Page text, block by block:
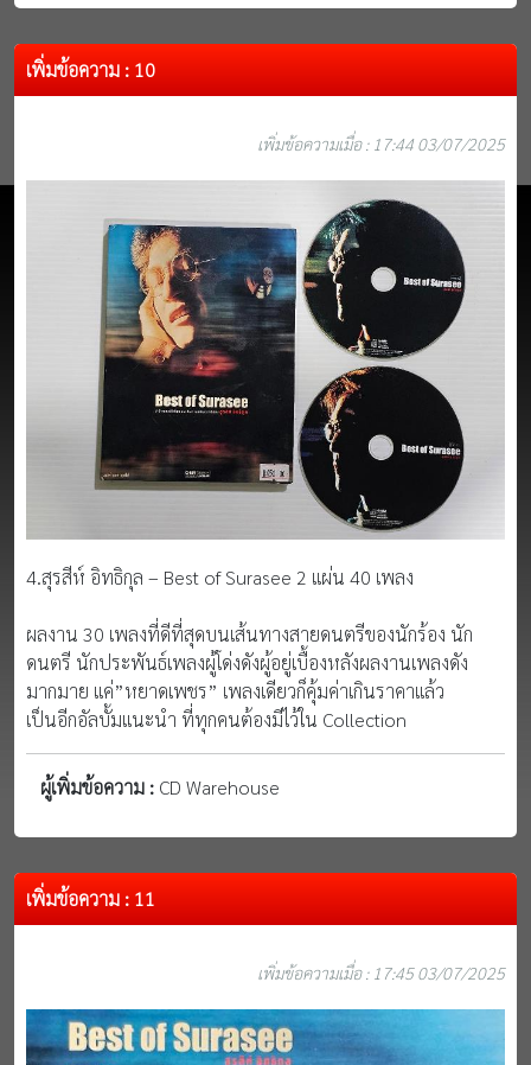
เพิ่มข้อความ : 10
เพิ่มข้อความเมื่อ : 17:44 03/07/2025
4.สุรสีห์ อิทธิกุล – Best of Surasee 2 แผ่น 40 เพลง
ผลงาน 30 เพลงที่ดีที่สุดบนเส้นทางสายดนตรีของนักร้อง นัก
ดนตรี นักประพันธ์เพลงผู้โด่งดังผู้อยู่เบื้องหลังผลงานเพลงดัง
มากมาย แค่”หยาดเพชร” เพลงเดียวก็คุ้มค่าเกินราคาแล้ว
เป็นอีกอัลบั้มแนะนำ ที่ทุกคนต้องมีไว้ใน Collection
ผู้เพิ่มข้อความ : CD Warehouse
เพิ่มข้อความ : 11
เพิ่มข้อความเมื่อ : 17:45 03/07/2025